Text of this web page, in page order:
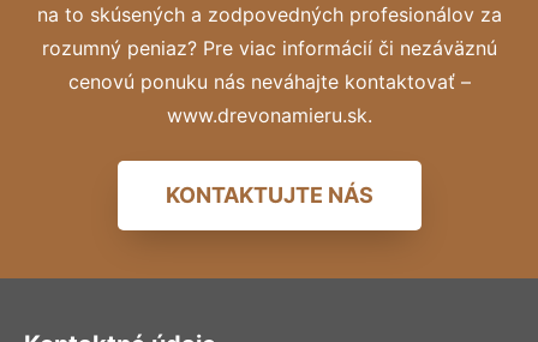
na to skúsených a zodpovedných profesionálov za
rozumný peniaz? Pre viac informácií či nezáväznú
cenovú ponuku nás neváhajte kontaktovať –
www.drevonamieru.sk.
KONTAKTUJTE NÁS